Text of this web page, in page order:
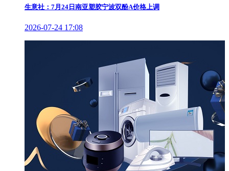
生意社：7月24日南亚塑胶宁波双酚A价格上调
2026-07-24 17:08